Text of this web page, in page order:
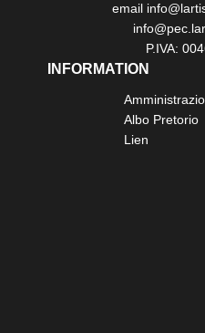
email
P.IVA:
INFORMATION
Albo Pretorio
Lien